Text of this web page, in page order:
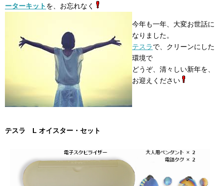
ーターキットを、お忘れなく
今年も一年、大変お世話に
なりました。
テスラで、クリーンにした
環境で
どうぞ、清々しい新年を、
お迎えください
テスラ L オイスター・セット